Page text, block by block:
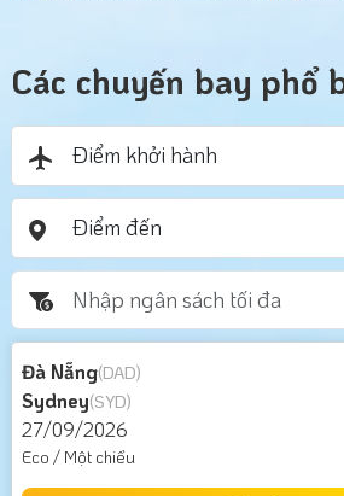
Các chuyến bay phổ
Đà Nẵng(DAD)
Sydney(SYD)
27/09/2026
Eco / Một chiều